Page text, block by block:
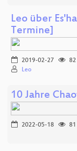
Leo über
Termine]
2019-02-27
82
Leo
10 Jahre
2022-05-18 81